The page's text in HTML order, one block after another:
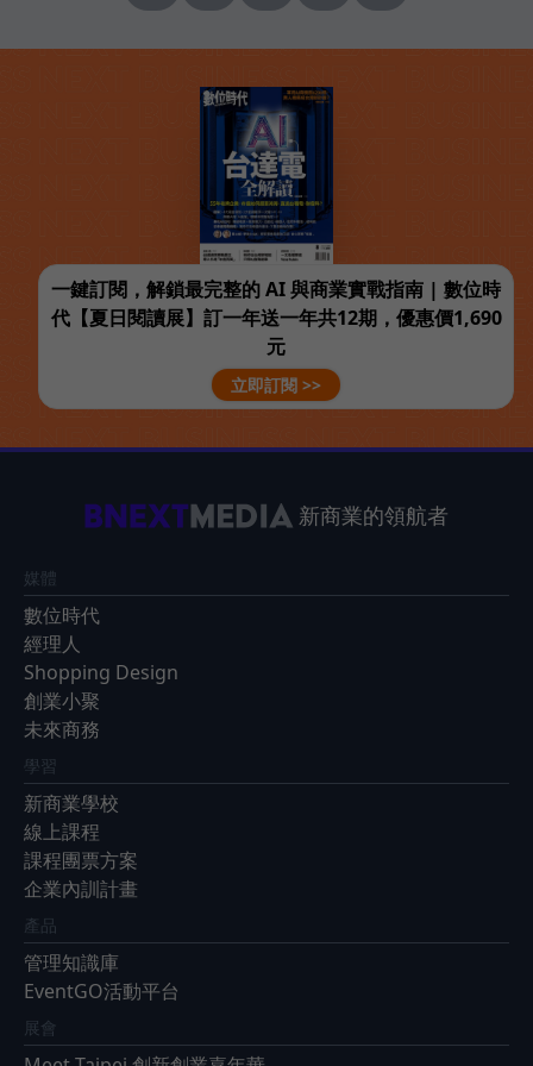
一鍵訂閱，解鎖最完整的 AI 與商業實戰指南 | 數位時
代【夏日閱讀展】訂一年送一年共12期，優惠價1,690
元
立即訂閱 >>
新商業的領航者
媒體
數位時代
經理人
Shopping Design
創業小聚
未來商務
學習
新商業學校
線上課程
課程團票方案
企業內訓計畫
產品
管理知識庫
EventGO活動平台
展會